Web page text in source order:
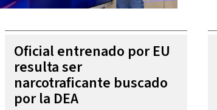
Oficial entrenado por EU
resulta ser
narcotraficante buscado
por la DEA